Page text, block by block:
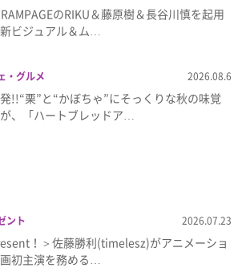
のRIKU＆藤原樹＆長谷川慎を起用
ビジュアル＆ム…
・グルメ 2026.08.6
!!“栗”と“かぼちゃ”にそっくりな秋の味覚
、「ハートブレッドア…
ント 2026.07.23
！＞佐藤勝利(timelesz)がアニメーショ
初主演を務める…